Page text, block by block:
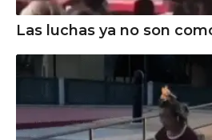
Las luchas ya no son